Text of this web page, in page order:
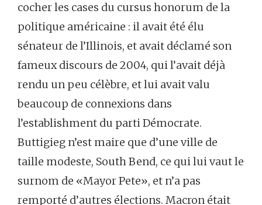
cocher les cases du cursus honorum de la
politique américaine : il avait été élu
sénateur de l’Illinois, et avait déclamé son
fameux discours de 2004, qui l’avait déjà
rendu un peu célèbre, et lui avait valu
beaucoup de connexions dans
l’establishment du parti Démocrate.
Buttigieg n’est maire que d’une ville de
taille modeste, South Bend, ce qui lui vaut le
surnom de «Mayor Pete», et n’a pas
remporté d’autres élections. Macron était